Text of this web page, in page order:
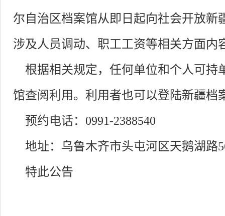
尔自治区档案馆从即日起向社会开放新
涉及人员调动、职工工资等相关方面内
根据相关规定，任何单位和个人可持
馆查阅利用。利用者也可以登陆新疆档
预约电话：0991-2388540
地址：乌鲁木齐市头屯河区天鹅湖路
特此公告